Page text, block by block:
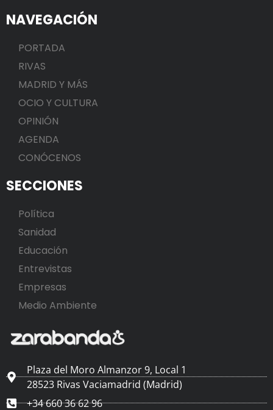
NAVEGACIÓN
PORTADA
RIVAS
MADRID Y MÁS
OCIO Y CULTURA
OPINIÓN
AGENDA
CONÓCENOS
SECCIONES
Política
Sanidad
Educación
Entrevistas
Empresas
Medio Ambiente
Plaza del Moro Almanzor 9, Local 1
28523 Rivas Vaciamadrid (Madrid)
+34 660 36 62 96